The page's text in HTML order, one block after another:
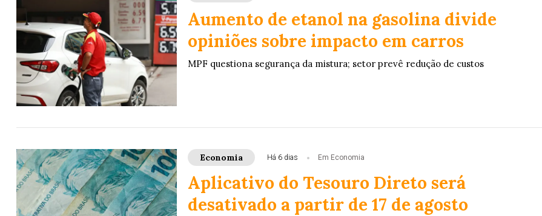
Aumento de etanol na gasolina divide
opiniões sobre impacto em carros
MPF questiona segurança da mistura; setor prevê redução de custos
Economia Há 6 dias Em Economia
Aplicativo do Tesouro Direto será
desativado a partir de 17 de agosto